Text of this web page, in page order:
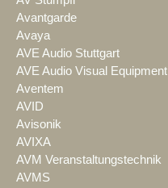
Avantgarde
Avaya
AVE Audio Stuttgart
AVE Audio Visual Equipment
Aventem
AVID
Avisonik
AVIXA
AVM Veranstaltungstechnik
AVMS